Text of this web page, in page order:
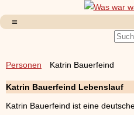
Personen Katrin Bauerfeind
Katrin Bauerfeind Lebenslauf
Katrin Bauerfeind ist eine